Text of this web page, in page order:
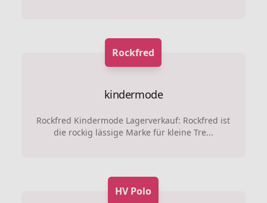
Rockfred
kindermode
Rockfred Kindermode Lagerverkauf: Rockfred ist
die rockig lässige Marke für kleine Tre...
HV Polo